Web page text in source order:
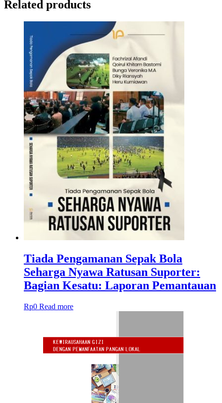
Related products
Tiada Pengamanan Sepak Bola
Seharga Nyawa Ratusan Suporter:
Bagian Kesatu: Laporan Pemantauan
Rp0 Read more